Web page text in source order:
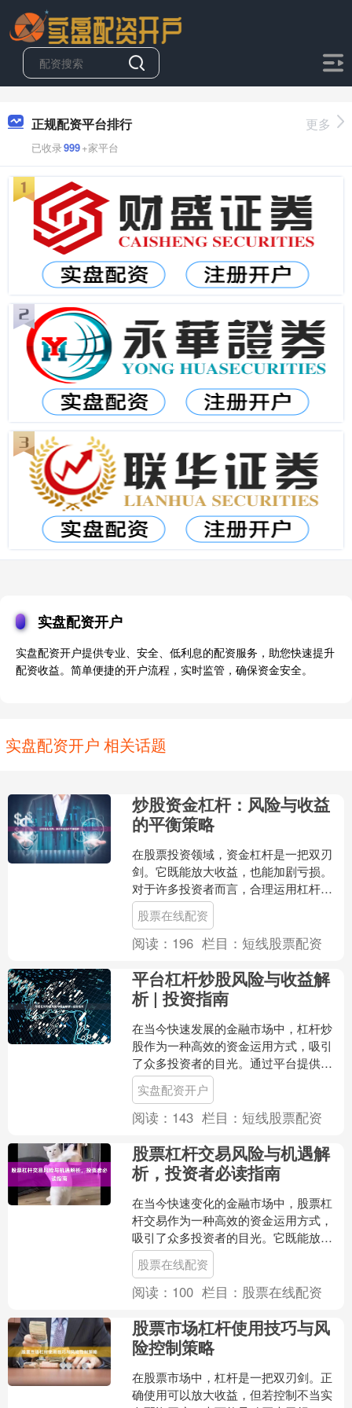
正规配资平台排行
已收录999+家平台
更多
实盘配资开户
实盘配资开户提供专业、安全、低利息的配资服务，助您快速提升
配资收益。简单便捷的开户流程，实时监管，确保资金安全。
实盘配资开户 相关话题
炒股资金杠杆：风险与收益
的平衡策略
在股票投资领域，资金杠杆是一把双刃
剑。它既能放大收益，也能加剧亏损。
对于许多投资者而言，合理运用杠杆是
提升资金使用效率的重要工具股票在线
配资，但如何平衡风险与收....
股票在线配资
阅读： 196 栏目： 短线股票配资
平台杠杆炒股风险与收益解
析 | 投资指南
在当今快速发展的金融市场中，杠杆炒
股作为一种高效的资金运用方式，吸引
了众多投资者的目光。通过平台提供的
杠杆服务，投资者可以用较少的本金撬
动更大的投资额度，从而放....
实盘配资开户
阅读： 143 栏目： 短线股票配资
股票杠杆交易风险与机遇解
析，投资者必读指南
在当今快速变化的金融市场中，股票杠
杆交易作为一种高效的资金运用方式，
吸引了众多投资者的目光。它既能放大
收益，也可能加剧亏损股票在线配资，
是一把锋利的双刃剑。本文....
股票在线配资
阅读： 100 栏目： 股票在线配资
股票市场杠杆使用技巧与风
险控制策略
在股票市场中，杠杆是一把双刃剑。正
确使用可以放大收益，但若控制不当实